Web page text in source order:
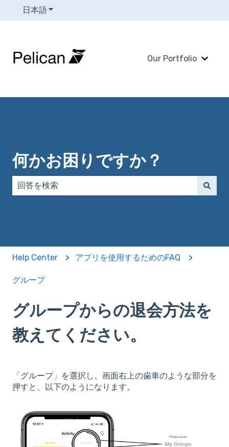
日本語翻訳のサブメニューを表示
Our Portfolio
Our
何かお困りですか？
Help Center アプリを使用するためのFAQ
グループ
グループからの退会方法を
教えてください。
「グループ」を選択し、画面右上の歯車のような部分を
押すと、以下のようになります。